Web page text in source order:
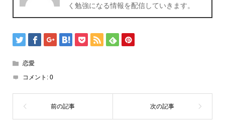
く勉強になる情報を配信していきます。
恋愛
コメント: 0